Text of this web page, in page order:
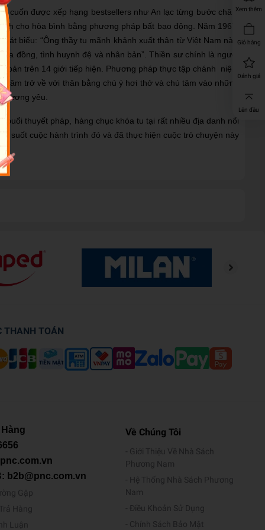
Xem thêm
Giỏ hàng
Đánh giá
Lên đầu
cuốn được xếp hạng bestsellers như An lạc từng bước chân,
cho hòa bình bằng phương pháp bất bạo động. Năm 1967,
biểu: “Ông thầy tu mãnh khảnh xuất thân từ Việt Nam này,
đồng, tình huynh đệ và nhân bản”. Thiền sư chính là người
trên 14 giới tiếp hiện. Phương pháp thực tập chánh niệm
trở về với thân bằng chú ý hơi thở và chú tâm vào những
yêu.
thuyết pháp, hàng chục khóa tu tại rất nhiều địa danh nổi
suốt cuộc hành trình đó và đã thực hiện cuộc trò chuyện này
THANH TOÁN
b2b@pnc.com.vn
Gặp
Hàng
Luận
Về Chúng Tôi
Giới Thiệu Về Nhà Sách
Phương Nam
Hệ Thống Nhà Sách Phương
Nam
Điều Khoản Sử Dụng
Chính Sách Bảo Mật